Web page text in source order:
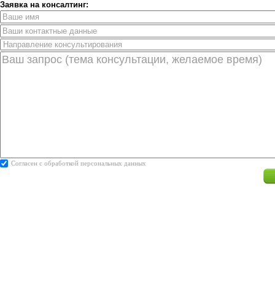
Заявка на консалтинг:
Согласен с обработкой персональных данных